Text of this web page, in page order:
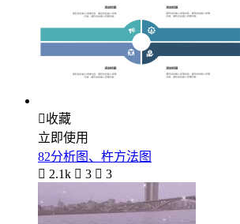
收藏
立即使用
82分析图、杵方法图
 2.1k  3  3